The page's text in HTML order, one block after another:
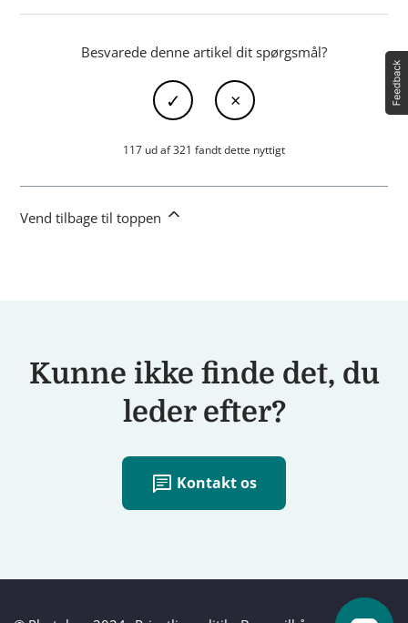
Besvarede denne artikel dit spørgsmål?
117 ud af 321 fandt dette nyttigt
Vend tilbage til toppen
Kunne ikke finde det, du
leder efter?
chat Kontakt os